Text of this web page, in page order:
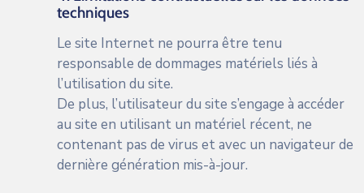
techniques
Le site Internet ne pourra être tenu
responsable de dommages matériels liés à
l’utilisation du site.
De plus, l’utilisateur du site s’engage à accéder
au site en utilisant un matériel récent, ne
contenant pas de virus et avec un navigateur de
dernière génération mis-à-jour.